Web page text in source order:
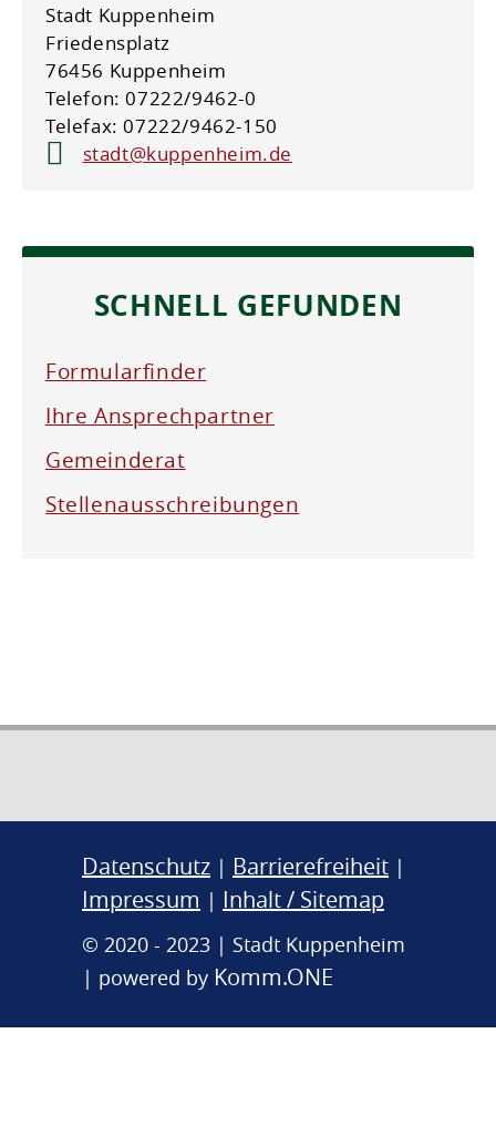
Stadt Kuppenheim
Friedensplatz
76456 Kuppenheim
Telefon: 07222/9462-0
Telefax: 07222/9462-150
stadt@kuppenheim.de
SCHNELL GEFUNDEN
Formularfinder
Ihre Ansprechpartner
Gemeinderat
Stellenausschreibungen
Datenschutz | Barrierefreiheit |
Impressum | Inhalt / Sitemap
© 2020 - 2023 | Stadt Kuppenheim
| powered by Komm.ONE